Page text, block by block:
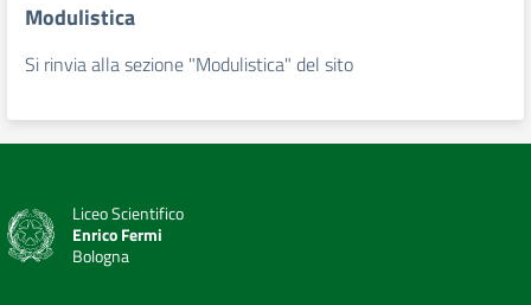
Modulistica
Si rinvia alla sezione "Modulistica" del sito
Liceo Scientifico
Enrico Fermi
Bologna